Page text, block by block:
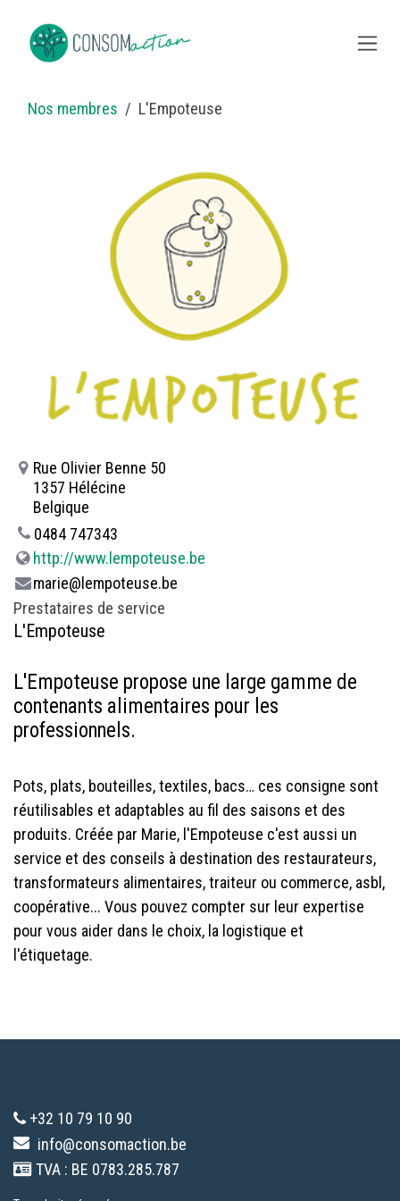
Nos membres L'Empoteuse
Rue Olivier Benne 50
1357 Hélécine
Belgique
0484 747343
http://www.lempoteuse.be
marie@lempoteuse.be
Prestataires de service
L'Empoteuse
L'Empoteuse propose une large gamme de
contenants alimentaires pour les
professionnels.
Pots, plats, bouteilles, textiles, bacs… ces consigne sont
réutilisables et adaptables au fil des saisons et des
produits. Créée par Marie, l'Empoteuse c'est aussi un
service et des conseils à destination des restaurateurs,
transformateurs alimentaires, traiteur ou commerce, asbl,
coopérative... Vous pouvez compter sur leur expertise
pour vous aider dans le choix, la logistique et
l'étiquetage.
+32 10 79 10 90
info@consomaction.be
TVA : BE 0783.285.787